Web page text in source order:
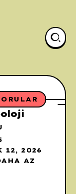
12, 2026
AZ